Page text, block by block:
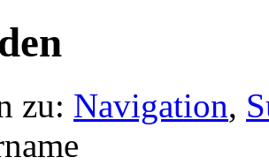
zu: Navigation,